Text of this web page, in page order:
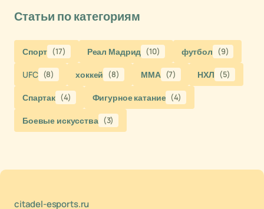
Статьи по категориям
Спорт (17) Реал Мадрид (10) футбол (9)
UFC (8) хоккей (8) ММА (7) НХЛ (5)
Спартак (4) Фигурное катание (4)
Боевые искусства (3)
citadel-esports.ru